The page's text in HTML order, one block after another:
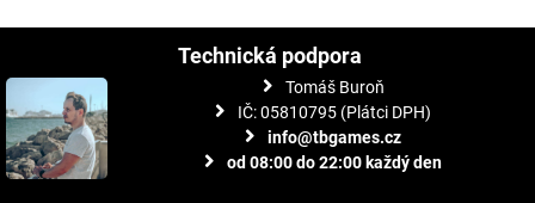
Technická podpora
Tomáš Buroň
IČ: 05810795 (Plátci DPH)
info@tbgames.cz
od 08:00 do 22:00 každý den